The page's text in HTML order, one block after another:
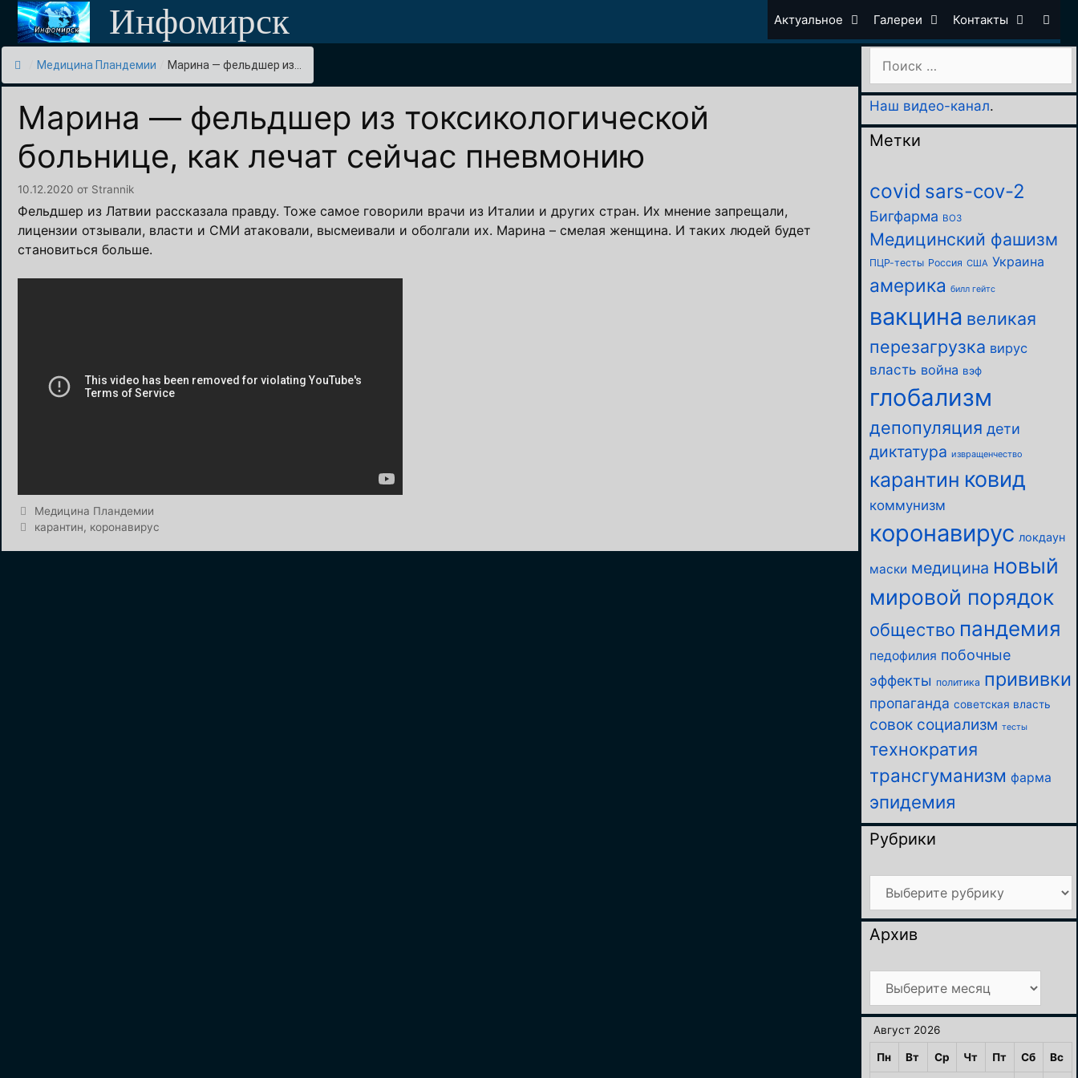
Перейти
содержимому
Инфомирск Актуальное Галереи Контакты
Медицина Пландемии Марина — фельдшер из...
Марина — фельдшер из токсикологической
больнице, как лечат сейчас пневмонию
10.12.2020 от Strannik
Фельдшер из Латвии рассказала правду. Тоже самое говорили врачи из Италии и других стран. Их мнение запрещали,
лицензии отзывали, власти и СМИ атаковали, высмеивали и оболгали их. Марина – смелая женщина. И таких людей будет
становиться больше.
Рубрики
Медицина Пландемии
Метки
карантин, коронавирус
Наш видео-канал.
Метки
covid sars-cov-2
Бигфарма ВОЗ
Медицинский фашизм
ПЦР-тесты Россия США Украина
америка билл гейтс
вакцина великая
перезагрузка вирус
власть война вэф
глобализм
депопуляция дети
диктатура извращенчество
карантин ковид
коммунизм
коронавирус локдаун
маски медицина новый
мировой порядок
общество пандемия
педофилия побочные
эффекты политика прививки
пропаганда советская власть
совок социализм тесты
технократия
трансгуманизм фарма
эпидемия
Рубрики
Рубрики
Архив
Архив
Август 2026
Пн Вт Ср Чт Пт Сб Вс